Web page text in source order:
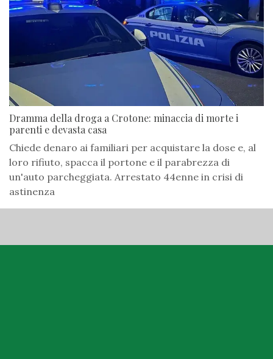
Dramma della droga a Crotone: minaccia di morte i
parenti e devasta casa
Chiede denaro ai familiari per acquistare la dose e, al
loro rifiuto, spacca il portone e il parabrezza di
un'auto parcheggiata. Arrestato 44enne in crisi di
astinenza